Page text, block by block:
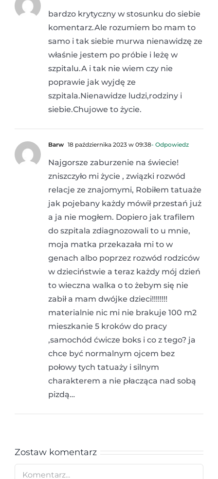
bardzo krytyczny w stosunku do siebie
komentarz.Ale rozumiem bo mam to
samo i tak siebie murwa nienawidzę ze
właśnie jestem po próbie i leżę w
szpitalu.A i tak nie wiem czy nie
poprawie jak wyjdę ze
szpitala.Nienawidze ludzi,rodziny i
siebie.Chujowe to życie.
Barw 18 października 2023 w 09:38- Odpowiedz
Najgorsze zaburzenie na świecie!
zniszczyło mi życie , związki rozwód
relacje ze znajomymi, Robiłem tatuaże
jak pojebany każdy mówił przestań już
a ja nie mogłem. Dopiero jak trafilem
do szpitala zdiagnozowali to u mnie,
moja matka przekazała mi to w
genach albo poprzez rozwód rodziców
w dzieciństwie a teraz każdy mój dzień
to wieczna walka o to żebym się nie
zabił a mam dwójke dzieci!!!!!!!!
materialnie nic mi nie brakuje 100 m2
mieszkanie 5 kroków do pracy
,samochód ćwicze boks i co z tego? ja
chce być normalnym ojcem bez
połowy tych tatuaży i silnym
charakterem a nie płacząca nad sobą
pizdą…
Zostaw komentarz